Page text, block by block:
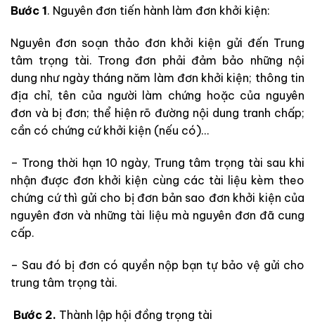
Bước 1. Nguyên đơn tiến hành làm đơn khởi kiện:
Nguyên đơn soạn thảo đơn khởi kiện gửi đến Trung
tâm trọng tài. Trong đơn phải đảm bảo những nội
dung như ngày tháng năm làm đơn khởi kiện; thông tin
địa chỉ, tên của người làm chứng hoặc của nguyên
đơn và bị đơn; thể hiện rõ đường nội dung tranh chấp;
cần có chứng cứ khởi kiện (nếu có)…
– Trong thời hạn 10 ngày, Trung tâm trọng tài sau khi
nhận được đơn khởi kiện cùng các tài liệu kèm theo
chứng cứ thì gửi cho bị đơn bản sao đơn khởi kiện của
nguyên đơn và những tài liệu mà nguyên đơn đã cung
cấp.
– Sau đó bị đơn có quyền nộp bạn tự bảo vệ gửi cho
trung tâm trọng tài.
Bước 2. Thành lập hội đồng trọng tài